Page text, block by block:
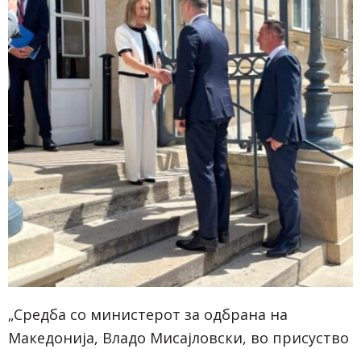
„Средба со министерот за одбрана на
Македонија, Владо Мисајловски, во присуство